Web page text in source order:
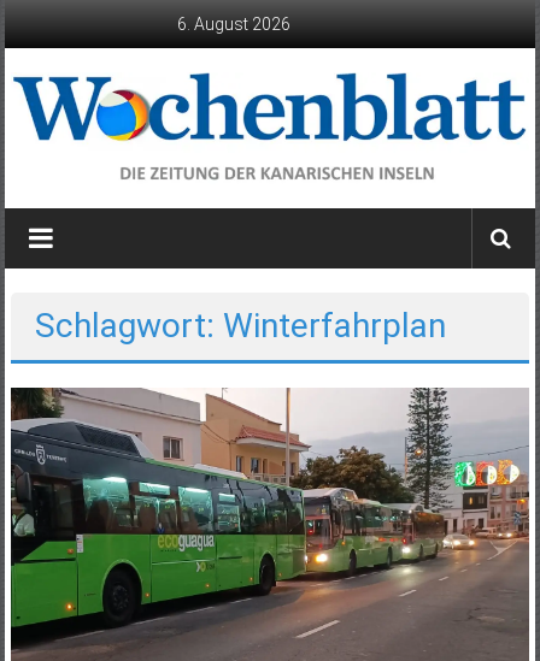
6. August 2026
Wochenblatt
die
Kanarischen
Inseln
Schlagwort: Winterfahrplan